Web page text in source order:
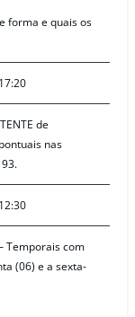
forma e quais os
de
nas
Temporais com
(06) e a sexta-